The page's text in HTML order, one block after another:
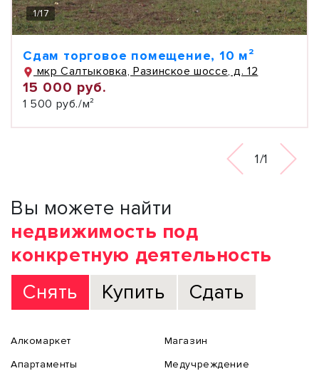
1/17
Сдам торговое помещение, 10 м²
мкр Салтыковка, Разинское шоссе, д. 12
15 000 руб.
1 500 руб./м²
1/1
Вы можете найти
недвижимость под
конкретную деятельность
Снять
Купить Сдать
Алкомаркет
Апартаменты
Магазин
Медучреждение